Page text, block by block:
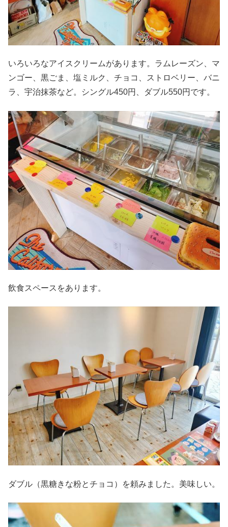
いろいろなアイスクリームがあります。ラムレーズン、マ
ンゴー、黒ごま、塩ミルク、チョコ、ストロベリー、バニ
ラ、宇治抹茶など。シングル450円、ダブル550円です。
飲食スペースをあります。
ダブル（黒糖きな粉とチョコ）を頼みました。美味しい。